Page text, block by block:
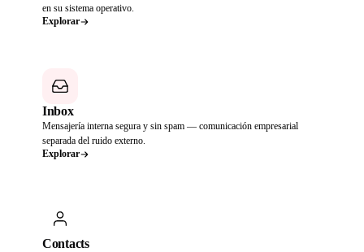
en su sistema operativo.
Explorar
Inbox
Mensajería interna segura y sin spam — comunicación empresarial
separada del ruido externo.
Explorar
Contacts